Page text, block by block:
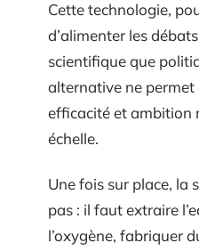
Cette technologie,
d’alimenter les
scientifique que
alternative ne
efficacité et ambition
échelle.
Une fois sur place, la
pas : il faut extraire
l’oxygène, fabriquer